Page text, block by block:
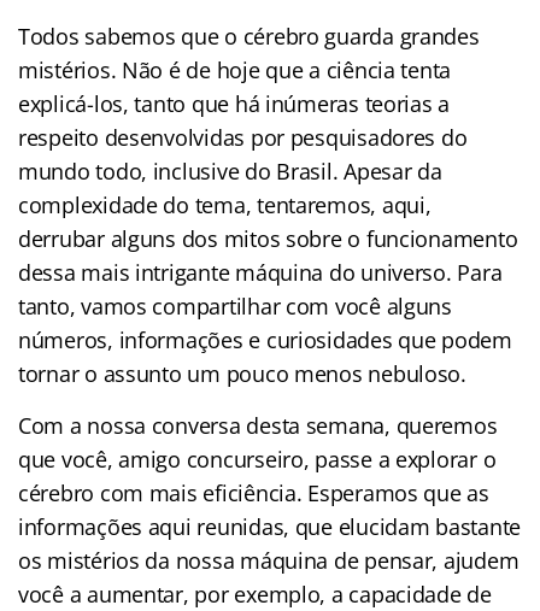
Todos sabemos que o cérebro guarda grandes
mistérios. Não é de hoje que a ciência tenta
explicá-los, tanto que há inúmeras teorias a
respeito desenvolvidas por pesquisadores do
mundo todo, inclusive do Brasil. Apesar da
complexidade do tema, tentaremos, aqui,
derrubar alguns dos mitos sobre o funcionamento
dessa mais intrigante máquina do universo. Para
tanto, vamos compartilhar com você alguns
números, informações e curiosidades que podem
tornar o assunto um pouco menos nebuloso.
Com a nossa conversa desta semana, queremos
que você, amigo concurseiro, passe a explorar o
cérebro com mais eficiência. Esperamos que as
informações aqui reunidas, que elucidam bastante
os mistérios da nossa máquina de pensar, ajudem
você a aumentar, por exemplo, a capacidade de